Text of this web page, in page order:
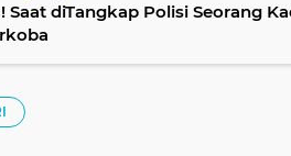
Saat diTangkap Polisi Seorang